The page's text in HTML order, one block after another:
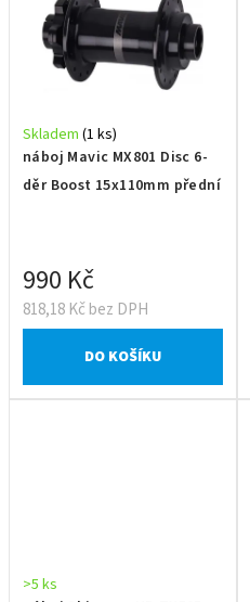
náboj Mavic MX801 Disc 6-
děr Boost 15x110mm přední
Skladem (1 ks)
818,18 Kč bez DPH
990 Kč
DO KOŠÍKU
>5 ks